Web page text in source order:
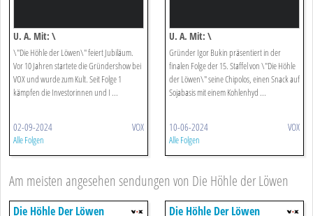
U. A. Mit: \
\"Die Höhle der Löwen\" feiert Jubiläum.
Vor 10 Jahren startete die Gründershow bei
VOX und wurde zum Kult. Seit Folge 1
kämpfen die Investorinnen und I ...
02-09-2024 VOX
Alle Folgen
U. A. Mit: \
Gründer Igor Bukin präsentiert in der
finalen Folge der 15. Staffel von \"Die Höhle
der Löwen\" seine Chipolos, einen Snack auf
Sojabasis mit einem Kohlenhyd ...
10-06-2024 VOX
Alle Folgen
Am meisten angesehen sendungen von Die Höhle der Löwen
Die Höhle Der Löwen Die Höhle Der Löwen